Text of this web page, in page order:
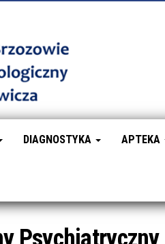
Ośrodek
DIAGNOSTYKA APTEKA